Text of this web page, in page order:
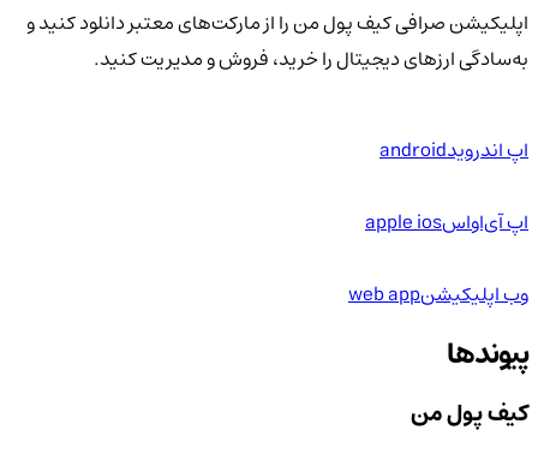
اپلیکیشن صرافی کیف پول من را از مارکت‌های معتبر دانلود کنید و
به‌سادگی ارزهای دیجیتال را خرید، فروش و مدیریت کنید.
اپ اندرویدandroid
اپ آی‌او‌اسapple ios
وب اپلیکیشنweb app
پیوندها
کیف پول من